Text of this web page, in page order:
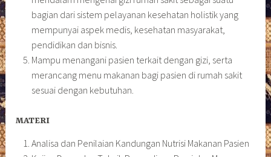
bagian dari sistem pelayanan kesehatan holistik yang
mempunyai aspek medis, kesehatan masyarakat,
pendidikan dan bisnis.
Mampu menangani pasien terkait dengan gizi, serta
merancang menu makanan bagi pasien di rumah sakit
sesuai dengan kebutuhan.
MATERI
Analisa dan Penilaian Kandungan Nutrisi Makanan Pasien